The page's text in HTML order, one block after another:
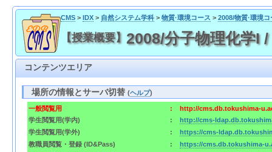
CMS> IDX> 自然システム学科> 物質·環境コース > 2008/物質·環境
【授業概要】 2008/分子物理化学I
コンテンツエリア
場所の情報とサーバ切替(ヘルプ)
一般閲覧用 :
http://cms.db.tokushima-
学生閲覧用(学内)
:
http://cms-
学生閲覧用(学外)
:
https://cms-
教職員閲覧・登録 (ID&Pass)
:
https://cms.db.tokushima-